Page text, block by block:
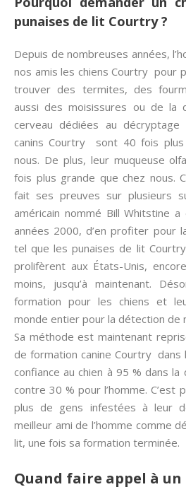
punaises de lit Courtry ?
Depuis de nombreuses années,
nos amis les chiens Courtry pour
trouver des termites, des
aussi des moisissures ou de la
cerveau dédiées au
canins Courtry sont 40 fois plus
nous. De plus, leur muqueuse
fois plus grande que chez nous.
fait ses preuves sur plusieurs
américain nommé Bill Whitstine a
années 2000, d’en profiter pour
tel que les punaises de lit
prolifèrent aux États-Unis,
moins, jusqu’à maintenant.
formation pour les chiens et
monde entier pour la détection de
Sa méthode est maintenant
de formation canine Courtry dans
confiance au chien à 95 % dans
contre 30 % pour l’homme. C’est
plus de gens infestées à leur
meilleur ami de l’homme comme
lit, une fois sa formation terminée.
Quand faire appel à